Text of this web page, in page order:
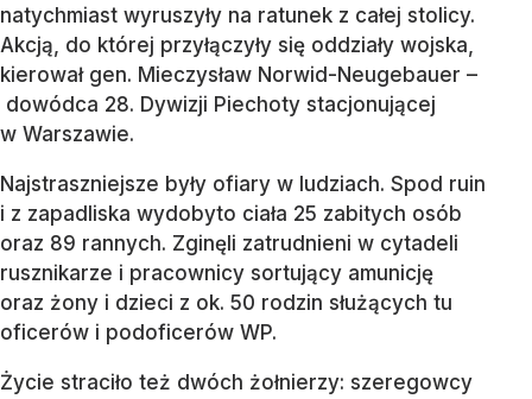
natychmiast wyruszyły na ratunek z całej stolicy.
Akcją, do której przyłączyły się oddziały wojska,
kierował gen. Mieczysław Norwid-Neugebauer –
dowódca 28. Dywizji Piechoty stacjonującej
w Warszawie.
Najstraszniejsze były ofiary w ludziach. Spod ruin
i z zapadliska wydobyto ciała 25 zabitych osób
oraz 89 rannych. Zginęli zatrudnieni w cytadeli
rusznikarze i pracownicy sortujący amunicję
oraz żony i dzieci z ok. 50 rodzin służących tu
oficerów i podoficerów WP.
Życie straciło też dwóch żołnierzy: szeregowcy